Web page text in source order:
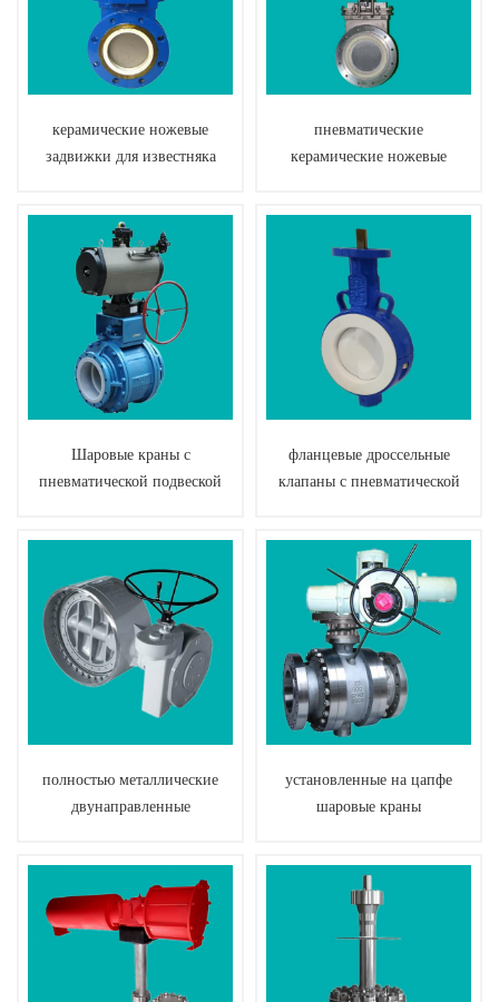
керамические ножевые
задвижки для известняка
пневматические
керамические ножевые
Шаровые краны с
пневматической подвеской
фланцевые дроссельные
клапаны с пневматической
полностью металлические
двунаправленные
установленные на цапфе
шаровые краны